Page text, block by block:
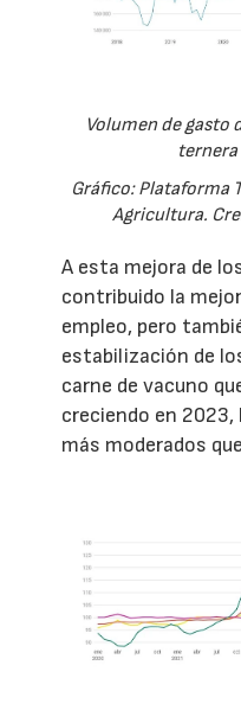
Volumen de gasto
ternera
Gráfico: Plataforma
Agricultura.
A esta mejora de
contribuido la
empleo, pero
estabilización de
carne de vacuno
creciendo en
más moderados